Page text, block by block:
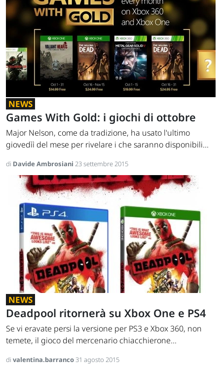
NEWS
Games With Gold: i giochi di ottobre
Major Nelson, come da tradizione, ha usato l'ultimo
giovedìì del mese per rivelare i che saranno disponibili...
di Davide Ambrosiani 23 settembre 2015
NEWS
Deadpool ritornerà su Xbox One e PS4
Se vi eravate persi la versione per PS3 e Xbox 360, non
temete, il gioco del mercenario chiacchierone...
di valentina.barranco31 agosto 2015